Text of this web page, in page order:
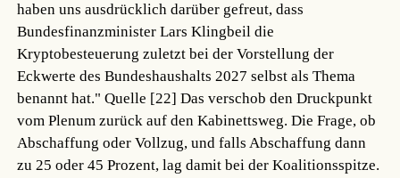
haben uns ausdrücklich darüber gefreut, dass
Bundesfinanzminister Lars Klingbeil die
Kryptobesteuerung zuletzt bei der Vorstellung der
Eckwerte des Bundeshaushalts 2027 selbst als Thema
benannt hat."Quelle [22] Das verschob den Druckpunkt
vom Plenum zurück auf den Kabinettsweg. Die Frage, ob
Abschaffung oder Vollzug, und falls Abschaffung dann
zu 25 oder 45 Prozent, lag damit bei der Koalitionsspitze.